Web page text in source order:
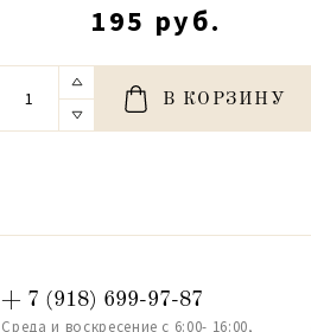
195 руб.
В КОРЗИНУ
+ 7 (918) 699-97-87
Среда и воскресение с 6:00- 16:00,